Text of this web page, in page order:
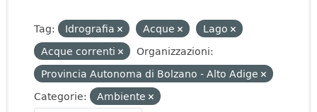
Tag: Idrografia Acque
Lago
Acque correnti
Organizzazioni:
Provincia Autonoma di Bolzano - Alto Adige
Categorie:
Ambiente